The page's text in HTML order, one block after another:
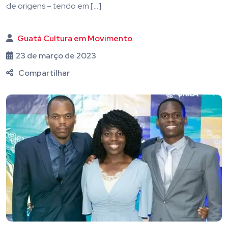
de origens – tendo em […]
Guatá Cultura em Movimento
23 de março de 2023
Compartilhar